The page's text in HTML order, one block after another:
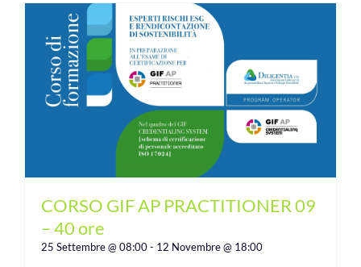
CORSO GIF AP PRACTITIONER 09
– 40 ore
25 Settembre @ 08:00- 12 Novembre @ 18:00